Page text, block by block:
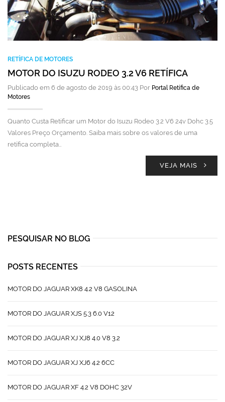
RETÍFICA DE MOTORES
MOTOR DO ISUZU RODEO 3.2 V6 RETÍFICA
Publicado em 6 de agosto de 2019 às 00:43 Por Portal Retífica de
Motores
Quanto Custa Retificar um Motor do Isuzu Rodeo 3.2 V6 24v Dohc 3.5
Valores Preço Orçamento. Saiba mais sobre os valores de uma
retífica completa…
VEJA MAIS
PESQUISAR NO BLOG
POSTS RECENTES
MOTOR DO JAGUAR XK8 4.2 V8 GASOLINA
MOTOR DO JAGUAR XJS 5.3 6.0 V12
MOTOR DO JAGUAR XJ XJ8 4.0 V8 3.2
MOTOR DO JAGUAR XJ XJ6 4.2 6CC
MOTOR DO JAGUAR XF 4.2 V8 DOHC 32V